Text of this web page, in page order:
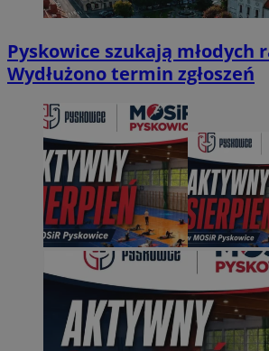
Pyskowice szukają młodych
Wydłużono termin zgłoszeń